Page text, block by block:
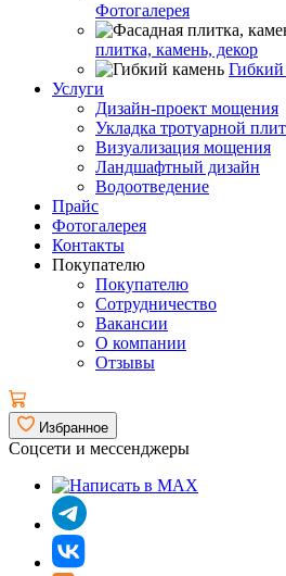
Фотогалерея
плитка, камень, декор
Услуги
Дизайн-проект мощения
Укладка тротуарной
Визуализация мощения
Ландшафтный дизайн
Водоотведение
Прайс
Фотогалерея
Контакты
Покупателю
Покупателю
Сотрудничество
Вакансии
О компании
Отзывы
Избранное
Соцсети и мессенджеры